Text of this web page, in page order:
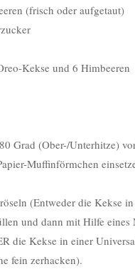
(frisch oder aufgetaut)
Kekse und 6 Himbeeren
Grad (Ober-/Unterhitze)
Muffinförmchen
(Entweder die Kekse
und dann mit Hilfe eines
die Kekse in einer
fein zerhacken).